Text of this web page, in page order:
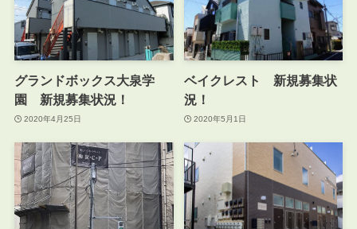
グランドボックス大泉学
園 新規募集状況！
2020年4月25日
ベイクレスト 新規募集状
況！
2020年5月1日